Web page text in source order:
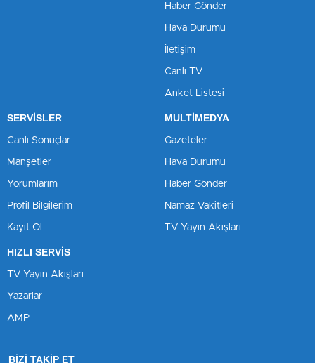
Haber Gönder
Hava Durumu
İletişim
Canlı TV
Anket Listesi
SERVİSLER
Canlı Sonuçlar
Manşetler
Yorumlarım
Profil Bilgilerim
Kayıt Ol
MULTİMEDYA
Gazeteler
Hava Durumu
Haber Gönder
Namaz Vakitleri
TV Yayın Akışları
HIZLI SERVİS
TV Yayın Akışları
Yazarlar
AMP
BİZİ TAKİP ET